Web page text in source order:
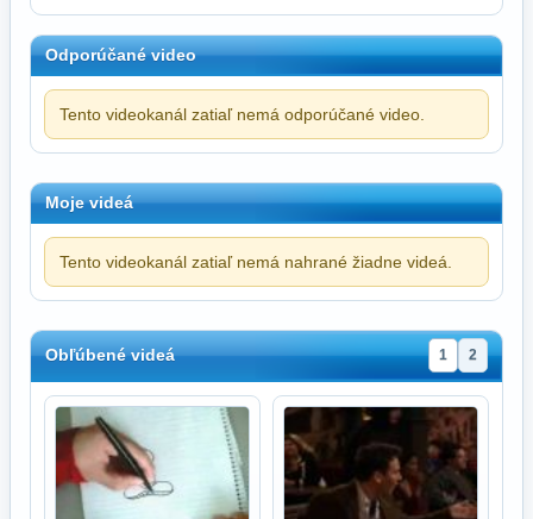
Odporúčané video
Tento videokanál zatiaľ nemá odporúčané video.
Moje videá
Tento videokanál zatiaľ nemá nahrané žiadne videá.
Obľúbené videá 1 2